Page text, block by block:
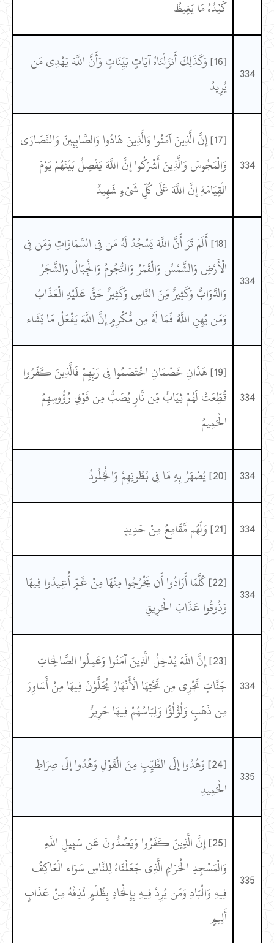
كَيْدُهُ مَا يَغِيظُ
334
[16] وَكَذَلِكَ أَنزَلْنَاهُ آيَاتٍ بَيِّنَاتٍ وَأَنَّ اللَّهَ يَهْدِي مَن
يُرِيدُ
334
[17] إِنَّ الَّذِينَ آمَنُوا وَالَّذِينَ هَادُوا وَالصَّابِئِينَ وَالنَّصَارَى
وَالْمَجُوسَ وَالَّذِينَ أَشْرَكُوا إِنَّ اللَّهَ يَفْصِلُ بَيْنَهُمْ يَوْمَ
الْقِيَامَةِ إِنَّ اللَّهَ عَلَى كُلِّ شَيْءٍ شَهِيدٌ
334
[18] أَلَمْ تَرَ أَنَّ اللَّهَ يَسْجُدُ لَهُ مَن فِي السَّمَاوَاتِ وَمَن فِي
الْأَرْضِ وَالشَّمْسُ وَالْقَمَرُ وَالنُّجُومُ وَالْجِبَالُ وَالشَّجَرُ
وَالدَّوَابُّ وَكَثِيرٌ مِّنَ النَّاسِ وَكَثِيرٌ حَقَّ عَلَيْهِ الْعَذَابُ
وَمَن يُهِنِ اللَّهُ فَمَا لَهُ مِن مُّكْرِمٍ إِنَّ اللَّهَ يَفْعَلُ مَا يَشَاء
334
[19] هَذَانِ خَصْمَانِ اخْتَصَمُوا فِي رَبِّهِمْ فَالَّذِينَ كَفَرُوا
قُطِّعَتْ لَهُمْ ثِيَابٌ مِّن نَّارٍ يُصَبُّ مِن فَوْقِ رُؤُوسِهِمُ
الْحَمِيمُ
334 [20] يُصْهَرُ بِهِ مَا فِي بُطُونِهِمْ وَالْجُلُودُ
334 [21] وَلَهُم مَّقَامِعُ مِنْ حَدِيدٍ
334
[22] كُلَّمَا أَرَادُوا أَن يَخْرُجُوا مِنْهَا مِنْ غَمٍّ أُعِيدُوا فِيهَا
وَذُوقُوا عَذَابَ الْحَرِيقِ
334
[23] إِنَّ اللَّهَ يُدْخِلُ الَّذِينَ آمَنُوا وَعَمِلُوا الصَّالِحَاتِ
جَنَّاتٍ تَجْرِي مِن تَحْتِهَا الْأَنْهَارُ يُحَلَّوْنَ فِيهَا مِنْ أَسَاوِرَ
مِن ذَهَبٍ وَلُؤْلُؤًا وَلِبَاسُهُمْ فِيهَا حَرِيرٌ
335
[24] وَهُدُوا إِلَى الطَّيِّبِ مِنَ الْقَوْلِ وَهُدُوا إِلَى صِرَاطِ
الْحَمِيدِ
335
[25] إِنَّ الَّذِينَ كَفَرُوا وَيَصُدُّونَ عَن سَبِيلِ اللَّهِ
وَالْمَسْجِدِ الْحَرَامِ الَّذِي جَعَلْنَاهُ لِلنَّاسِ سَوَاء الْعَاكِفُ
فِيهِ وَالْبَادِ وَمَن يُرِدْ فِيهِ بِإِلْحَادٍ بِظُلْمٍ نُذِقْهُ مِنْ عَذَابٍ
أَلِيمٍ